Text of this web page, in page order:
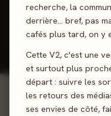
recherche, la
derrière… bref, pas
cafés plus tard, on y
Cette V2, c'est une
et surtout plus
départ : suivre les
les retours des
ses envies de côté,
J'ai joué
Donner mon avis
01 - LE JEU